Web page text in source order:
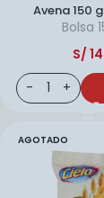
Avena 150
Bolsa
S/
AGOTADO